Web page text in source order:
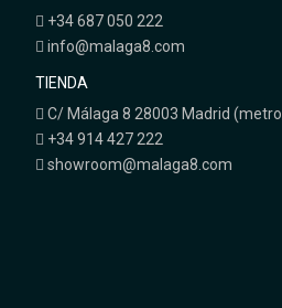
+34 687 050 222
info@malaga8.com
TIENDA
C/ Málaga 8 28003 Madrid
+34 914 427 222
showroom@malaga8.com